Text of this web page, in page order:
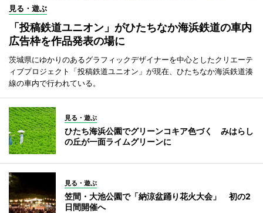
見る・遊ぶ
「投稿鉄道ユニオン」がひたちなか海浜鉄道の車内
広告枠を作品発表の場に
茨城県にゆかりのあるグラフィックデザイナーを中心としたクリエーテ
ィブプロジェクト「投稿鉄道ユニオン」が現在、ひたちなか海浜鉄道湊
線の車内で行われている。
見る・遊ぶ
ひたち海浜公園でグリーンコキア色づく みはらし
の丘が一面ライムグリーンに
見る・遊ぶ
笠間・大池公園で「納涼盆踊り花火大会」 初の2
日間開催へ